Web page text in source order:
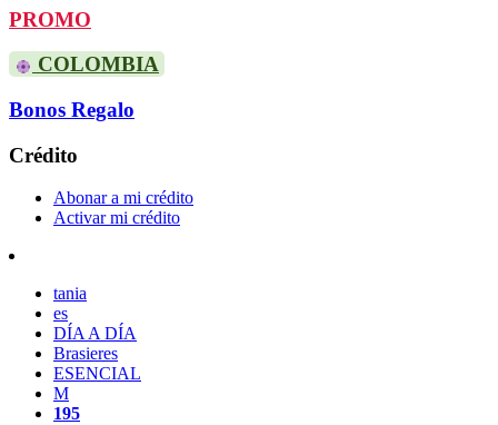
PROMO
COLOMBIA
Bonos Regalo
Crédito
Abonar a mi crédito
Activar mi crédito
tania
es
DÍA A DÍA
Brasieres
ESENCIAL
M
195